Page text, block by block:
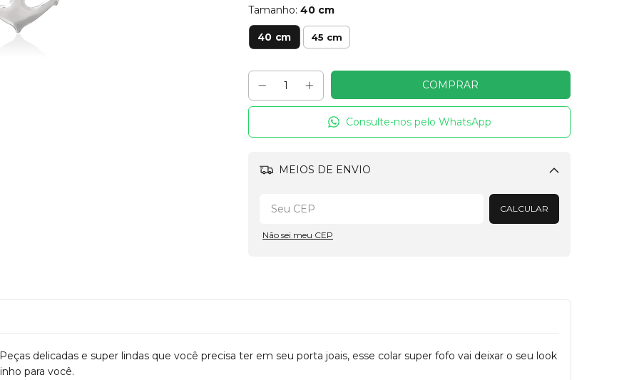
Tamanho: 40 cm
40 cm 45 cm
Consulte-nos pelo WhatsApp
MEIOS DE ENVIO
Alterar CEP
CALCULAR
Não sei meu CEP
delicadas e super lindas que você precisa ter em seu porta joais, esse colar super fofo vai deixar o seu look
para você.